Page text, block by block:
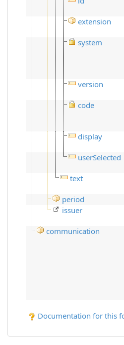
extension
system
version
code
display
userSelected
text
period
issuer
communication
Documentation for this